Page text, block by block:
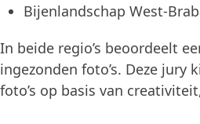
Bijenlandschap West-
In beide regio’s beoordeelt
ingezonden foto’s. Deze jury
foto’s op basis van